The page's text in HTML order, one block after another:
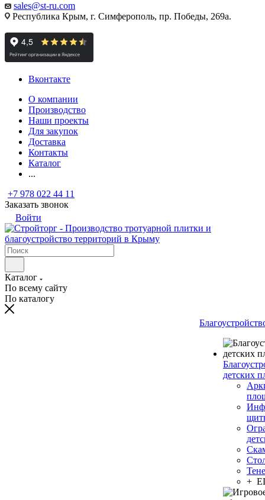
sales@st-ru.com
Республика Крым, г. Симферополь, пр. Победы, 269а.
Вконтакте
О компании
Производство
Наши проекты
Для закупок
Доставка
Контакты
Каталог
...
+7 978 022 44 11
Заказать звонок
Войти
Каталог
По всему сайту
По каталогу
детских
+